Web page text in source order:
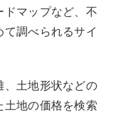
マップなど、不
調べられるサイ
土地形状などの
地の価格を検索